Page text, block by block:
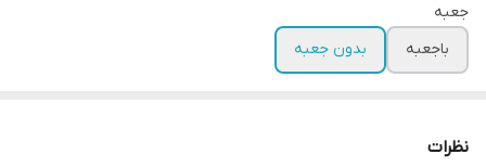
جعبه
باجعبه
بدون جعبه
نظرات